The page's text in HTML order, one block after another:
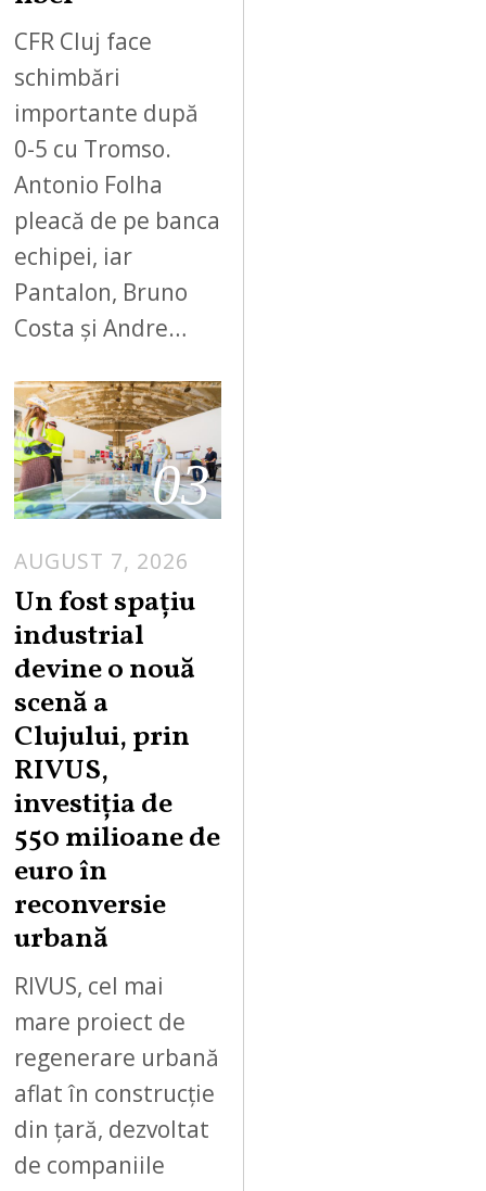
CFR Cluj face
schimbări
importante după
0-5 cu Tromso.
Antonio Folha
pleacă de pe banca
echipei, iar
Pantalon, Bruno
Costa și Andre…
03
AUGUST 7, 2026
Un fost spațiu
industrial
devine o nouă
scenă a
Clujului, prin
RIVUS,
investiția de
550 milioane de
euro în
reconversie
urbană
RIVUS, cel mai
mare proiect de
regenerare urbană
aflat în construcție
din țară, dezvoltat
de companiile